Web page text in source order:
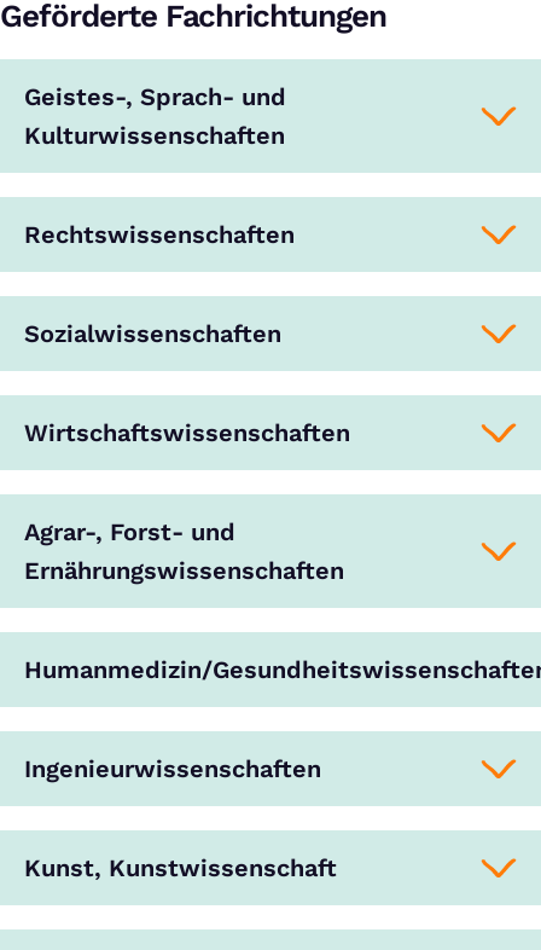
Geförderte Fachrichtungen
Geistes-, Sprach- und
Kulturwissenschaften
Rechtswissenschaften
Sozialwissenschaften
Wirtschaftswissenschaften
Agrar-, Forst- und
Ernährungswissenschaften
Humanmedizin/
Ingenieurwissenschaften
Kunst, Kunstwissenschaft